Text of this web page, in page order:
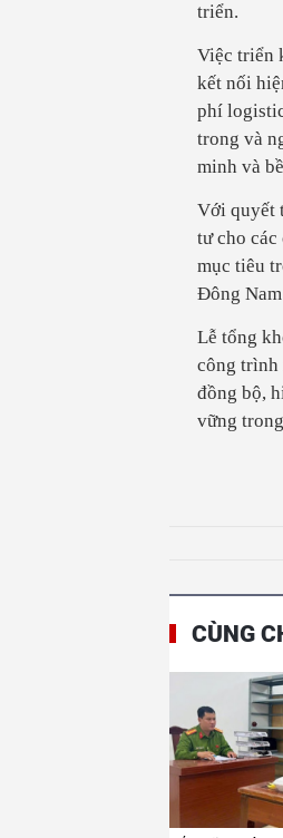
triển.
Việc triển
kết nối
phí
trong và
minh và
Với quyết
tư cho
mục tiêu
Đông
Lễ tổng
công trình
đồng bộ,
vững
CÙNG